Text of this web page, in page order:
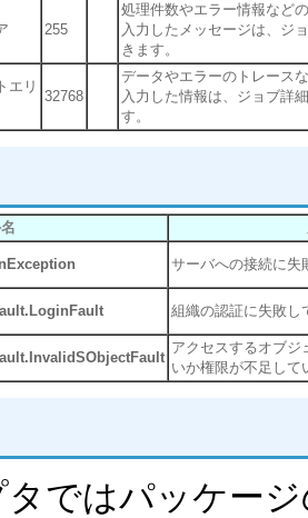
255
処理件数やエラー情報など
入力したメッセージは、ジ
きます。
エリ
32768
データやエラーのトレース
入力した情報は、ジョブ詳
す。
サーバへの接続に失
組織の認証に失敗し
アクセスするオブジ
いか権限が不足して
ではパッケー